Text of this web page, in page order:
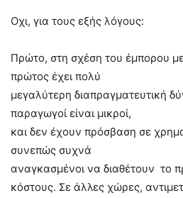
Οχι, για τους εξής λόγους:
Πρώτο, στη σχέση του έμπορου
πρώτος έχει πολύ
μεγαλύτερη διαπραγματευτική
παραγωγοί είναι μικροί,
και δεν έχουν πρόσβαση σε
συνεπώς συχνά
αναγκασμένοι να διαθέτουν το
κόστους. Σε άλλες χώρες,